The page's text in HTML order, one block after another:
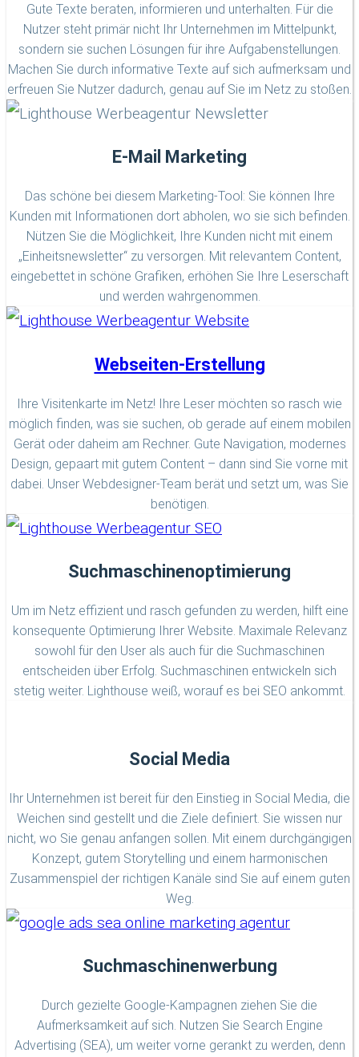
Gute Texte beraten, informieren und unterhalten. Für die
Nutzer steht primär nicht Ihr Unternehmen im Mittelpunkt,
sondern sie suchen Lösungen für ihre Aufgabenstellungen.
Machen Sie durch informative Texte auf sich aufmerksam und
erfreuen Sie Nutzer dadurch, genau auf Sie im Netz zu stoßen.
E-Mail Marketing
Das schöne bei diesem Marketing-Tool: Sie können Ihre
Kunden mit Informationen dort abholen, wo sie sich befinden.
Nützen Sie die Möglichkeit, Ihre Kunden nicht mit einem
„Einheitsnewsletter“ zu versorgen. Mit relevantem Content,
eingebettet in schöne Grafiken, erhöhen Sie Ihre Leserschaft
und werden wahrgenommen.
Webseiten-Erstellung
Ihre Visitenkarte im Netz! Ihre Leser möchten so rasch wie
möglich finden, was sie suchen, ob gerade auf einem mobilen
Gerät oder daheim am Rechner. Gute Navigation, modernes
Design, gepaart mit gutem Content – dann sind Sie vorne mit
dabei. Unser Webdesigner-Team berät und setzt um, was Sie
benötigen.
Suchmaschinenoptimierung
Um im Netz effizient und rasch gefunden zu werden, hilft eine
konsequente Optimierung Ihrer Website. Maximale Relevanz
sowohl für den User als auch für die Suchmaschinen
entscheiden über Erfolg. Suchmaschinen entwickeln sich
stetig weiter. Lighthouse weiß, worauf es bei SEO ankommt.
Social Media
Ihr Unternehmen ist bereit für den Einstieg in Social Media, die
Weichen sind gestellt und die Ziele definiert. Sie wissen nur
nicht, wo Sie genau anfangen sollen. Mit einem durchgängigen
Konzept, gutem Storytelling und einem harmonischen
Zusammenspiel der richtigen Kanäle sind Sie auf einem guten
Weg.
Suchmaschinenwerbung
Durch gezielte Google-Kampagnen ziehen Sie die
Aufmerksamkeit auf sich. Nutzen Sie Search Engine
Advertising (SEA), um weiter vorne gerankt zu werden, denn